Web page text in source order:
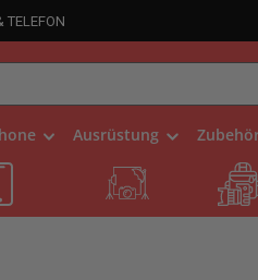
TELEFON
Ausrüstung